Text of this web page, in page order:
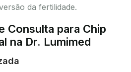
da fertilidade.
Consulta para Chip
na Dr. Lumimed